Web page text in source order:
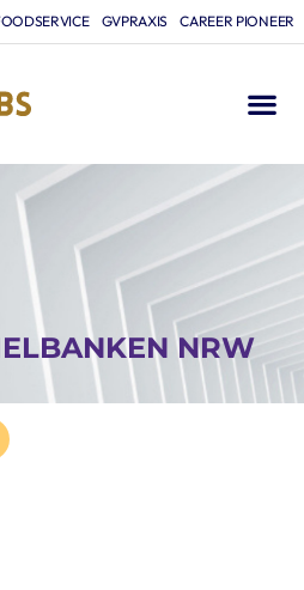
GVPRAXIS CAREER PIONEER
NRW